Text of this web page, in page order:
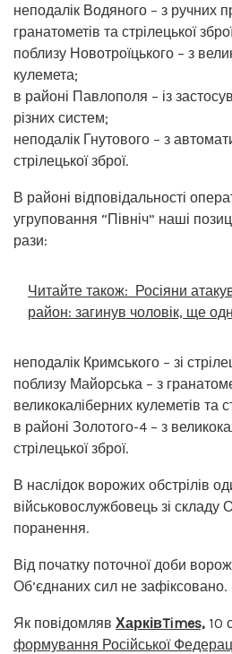
неподалік Водяного – з ручних
гранатометів та стрілецької
поблизу Новотроїцького – з
кулемета;
в районі Павлополя – із
різних систем;
неподалік Гнутового – з
стрілецької зброї.
В районі відповідальності
угруповання “Північ” наші
рази:
Читайте також: Росіяни
район: загинув чоловік, ще
неподалік Кримського – зі
поблизу Майорська – з
великокаліберних кулеметів та
в районі Золотого-4 – з
стрілецької зброї.
В наслідок ворожих обстрілів
військовослужбовець зі складу
поранення.
Від початку поточної доби
Об’єднаних сил не зафіксовано.
Як повідомляв ХарківTimes, 10
формування Російської